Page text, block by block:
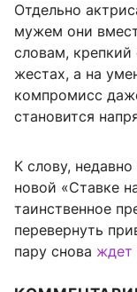
Отдельно
мужем они
словам,
жестах, а на
компромисс
становится
К слову,
новой «Ставке
таинственное
перевернуть
пару снова ждет